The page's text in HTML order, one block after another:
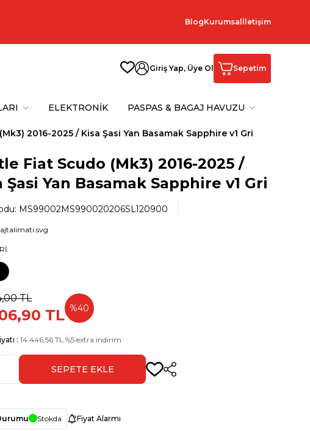
BlogKurumsal İletişim
Giriş Yap, Üye Ol Sepetim
ELEKTRONİK PASPAS & BAGAJ HAVUZU
2016-2025 / Kisa Şasi Yan Basamak Sapphire v1 Gri
Fiat Scudo (Mk3) 2016-2025 /
Şasi Yan Basamak Sapphire v1 Gri
MS99002MS990020206SL120900
TL
TL %40
:14.446,56 TL%5 extra indirim
SEPETE EKLE Paylaş
Stokda Fiyat Alarmı